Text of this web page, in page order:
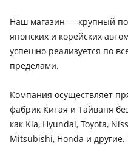
2004 - 2007 5 поколение
2014 - 2017 7 поколение
рестайлинг (NF), 1998 -
2017 - 2022 7 поколение
Hyundai Terracan
2001 - 2004 1 поколение
Hyundai Tucson
2004 - 2010 1 поколение
2015 - 2019 3 поколение
рестайлинг (TL/TLE), 2020 -
Наш магазин — крупный
японских и корейских
успешно реализуется по
пределами.
Компания осуществляет
фабрик Китая и Тайваня
как Kia, Hyundai, Toyota,
Mitsubishi, Honda и